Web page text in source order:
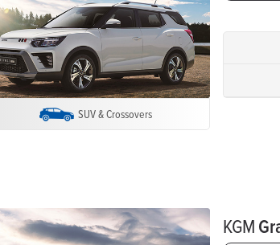
SUV & Crossovers
KGM